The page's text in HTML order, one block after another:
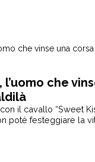
l’uomo che
il cavallo “Sweet
poté festeggiare la